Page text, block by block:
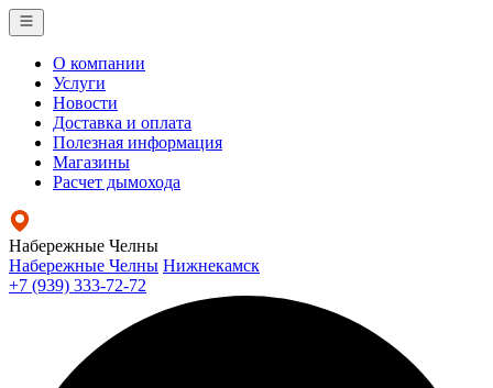
О компании
Услуги
Новости
Доставка и оплата
Полезная информация
Магазины
Расчет дымохода
Набережные Челны
Набережные Челны Нижнекамск
+7 (939) 333-72-72